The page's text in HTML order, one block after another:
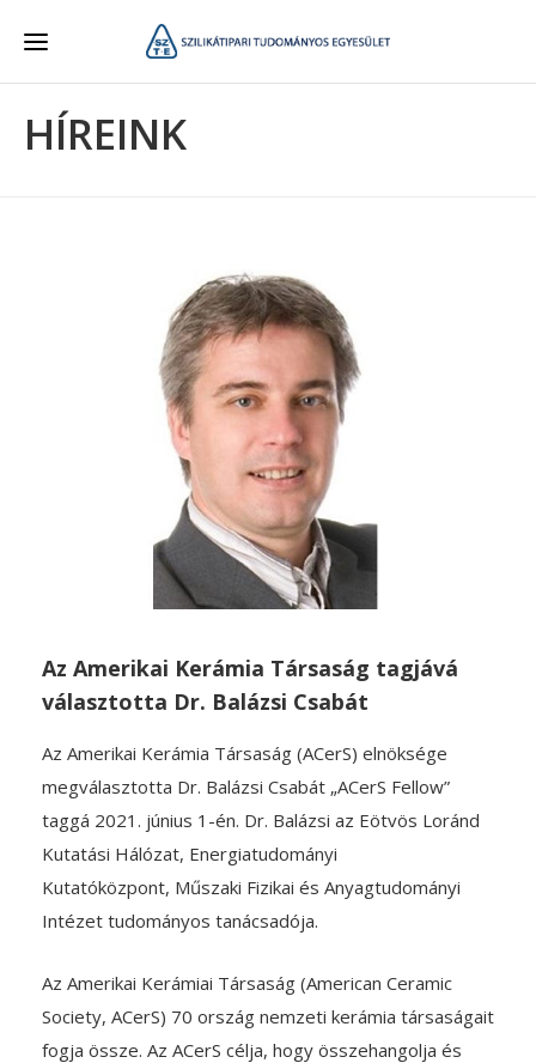
HÍREINK
Az Amerikai Kerámia Társaság tagjává
választotta Dr. Balázsi Csabát
Az Amerikai Kerámia Társaság (ACerS) elnöksége
megválasztotta Dr. Balázsi Csabát „ACerS Fellow”
taggá 2021. június 1-én. Dr. Balázsi az Eötvös Loránd
Kutatási Hálózat, Energiatudományi
Kutatóközpont, Műszaki Fizikai és Anyagtudományi
Intézet tudományos tanácsadója.
Az Amerikai Kerámiai Társaság (American Ceramic
Society, ACerS) 70 ország nemzeti kerámia társaságait
fogja össze. Az ACerS célja, hogy összehangolja és